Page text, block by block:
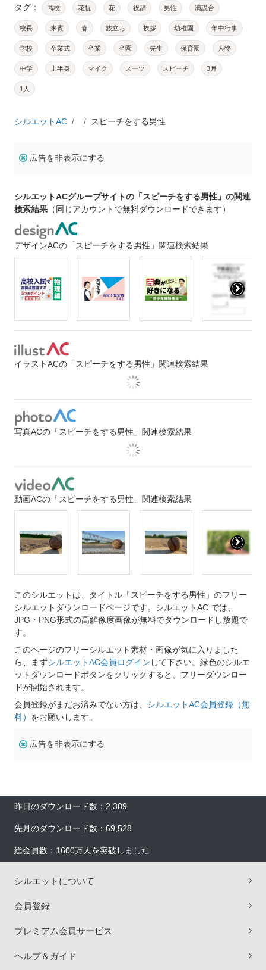
タグ： 高校 花瓶 花 祝辞 男性 演説台
校長 来賓 春 旅立ち 挨拶 幼稚園 年中行事
学校 卒業式 卒業 卒園 先生 保育園 人物
中学 上半身 マイク スーツ スピーチ 3月
1人
シルエットAC スピーチをする男性
広告を非表示にする
シルエットACグループサイトの「スピーチをする男性」の関連
検索結果 （同じアカウントで無料ダウンロードできます）
デザインACの「スピーチをする男性」関連検索結果
イラストACの「スピーチをする男性」関連検索結果
写真ACの「スピーチをする男性」関連検索結果
動画ACの「スピーチをする男性」関連検索結果
このシルエットは、タイトル「スピーチをする男性」のフリー
シルエットダウンロードページです。シルエットAC では、
JPG・PNG形式の高解像度画像が無料でダウンロードし放題で
す。
このページのフリーシルエット素材・画像が気に入りました
ら、まずシルエットAC会員ログイン して下さい。緑色のシルエ
ットダウンロードボタンをクリックすると、フリーダウンロー
ドが開始されます。
会員登録がまだお済みでない方は、 シルエットAC会員登録（無
料） をお願いします。
広告を非表示にする
昨日のダウンロード数：2,389
先月のダウンロード数：69,528
総会員数：1600万人を突破しました
シルエットについて
会員登録
プレミアム会員サービス
ヘルプ＆ガイド